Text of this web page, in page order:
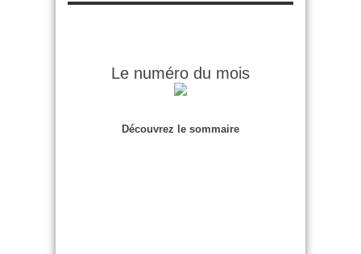
Le numéro du mois
Découvrez le sommaire